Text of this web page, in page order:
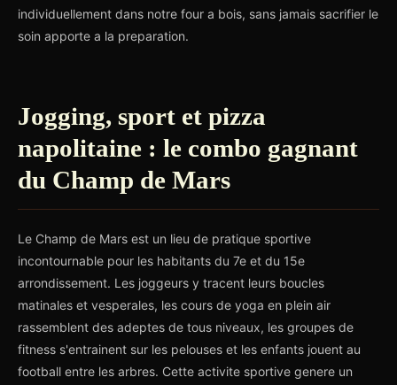
individuellement dans notre four a bois, sans jamais sacrifier le
soin apporte a la preparation.
Jogging, sport et pizza
napolitaine : le combo gagnant
du Champ de Mars
Le Champ de Mars est un lieu de pratique sportive
incontournable pour les habitants du 7e et du 15e
arrondissement. Les joggeurs y tracent leurs boucles
matinales et vesperales, les cours de yoga en plein air
rassemblent des adeptes de tous niveaux, les groupes de
fitness s'entrainent sur les pelouses et les enfants jouent au
football entre les arbres. Cette activite sportive genere un